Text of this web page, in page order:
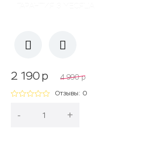
2 190 p 4 990 p
Отзывы: 0
- +